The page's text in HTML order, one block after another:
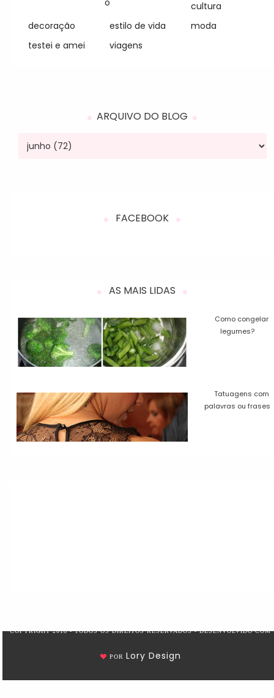
cultura
decoração
estilo de vida
moda
testei e amei
viagens
ARQUIVO DO BLOG
FACEBOOK
AS MAIS LIDAS
Como congelar
legumes?
Tatuagens com
palavras ou frases
COPYRIGHT 2018 - TODOS OS DIREITOS RESERVADOS - DESENVOLVIDO COM
POR Lory Design